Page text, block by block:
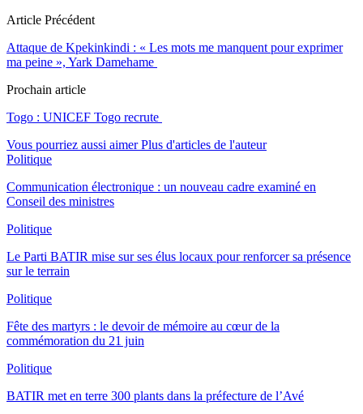
Article Précédent
Attaque de Kpekinkindi : « Les mots me manquent pour exprimer
ma peine », Yark Damehame
Prochain article
Togo : UNICEF Togo recrute
Vous pourriez aussi aimer Plus d'articles de l'auteur
Politique
Communication électronique : un nouveau cadre examiné en
Conseil des ministres
Politique
Le Parti BATIR mise sur ses élus locaux pour renforcer sa présence
sur le terrain
Politique
Fête des martyrs : le devoir de mémoire au cœur de la
commémoration du 21 juin
Politique
BATIR met en terre 300 plants dans la préfecture de l’Avé